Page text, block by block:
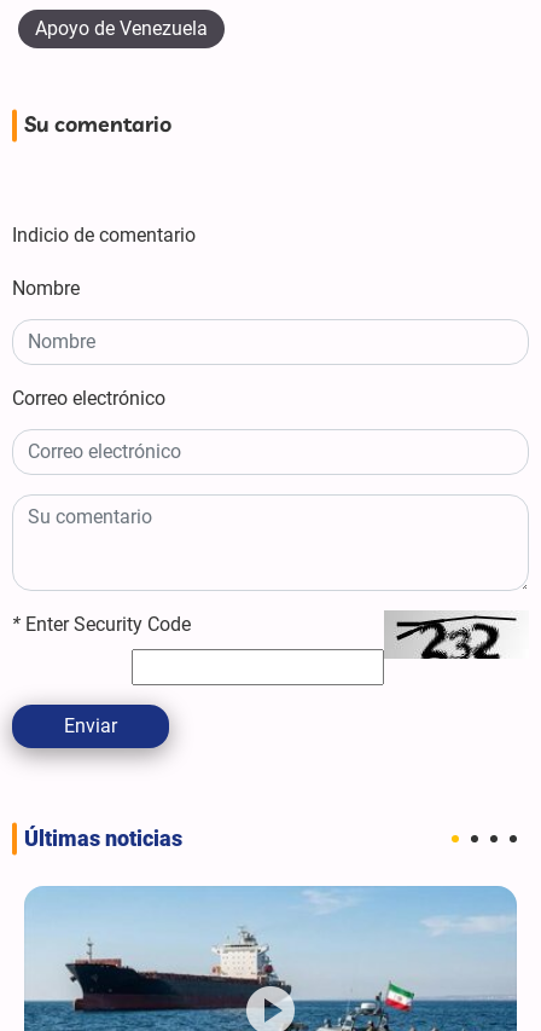
Apoyo de Venezuela
Su comentario
Indicio de comentario
Nombre
Correo electrónico
* Enter Security Code
Enviar
Últimas noticias